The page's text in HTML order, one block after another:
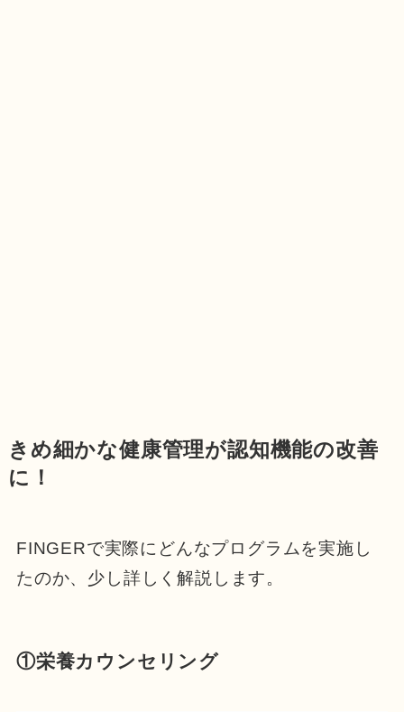
きめ細かな健康管理が認知機能の改善
に！
FINGERで実際にどんなプログラムを実施し
たのか、少し詳しく解説します。
①栄養カウンセリング